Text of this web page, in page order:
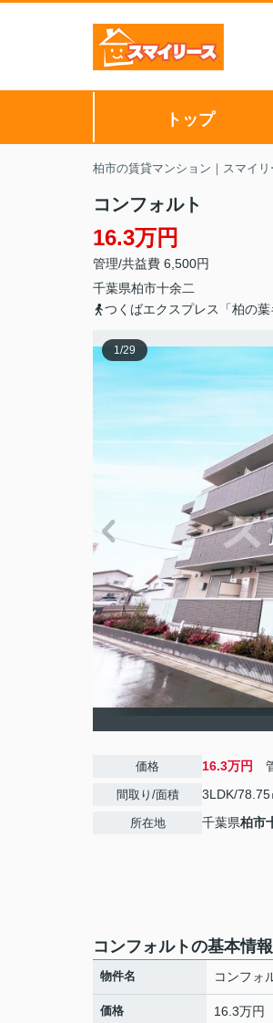
トップ
柏市の賃貸マンション｜スマイリ
コンフォルト
16.3万円
管理/共益費 6,500円
千葉県柏市十余二
つくばエクスプレス「柏の
1/29
価格 16.3万円
間取り/面積 3LDK/78.75
所在地 千葉県柏市
コンフォルトの基本情報
物件名 コンフォ
価格 16.3万円